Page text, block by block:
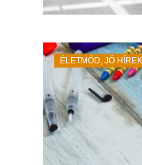
ÉLETMÓD, JÓ HÍREK